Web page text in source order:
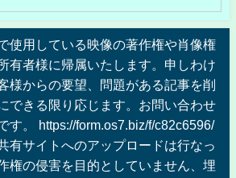
使用している映像の著作権や肖像権
有者様に帰属いたします。申しわけ
様からの要望、問題がある記事を削
できる限り応じます。お問い合わせ
す。 https://form.os7.biz/f/c82c6596/
有サイトへのアップロードは行なっ
権の侵害を目的としていません、埋